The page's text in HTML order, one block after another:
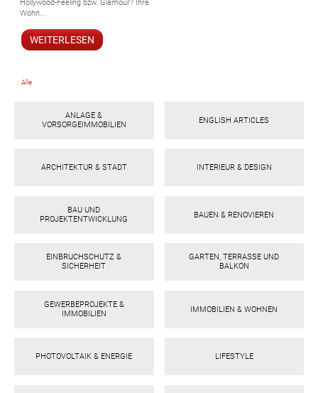
ebo agr tter
Hollywood-Feeling bzw. Glamour? Ihre
Wohn...
WEITERLESEN
Alle
ANLAGE &
VORSORGEIMMOBILIEN
ENGLISH ARTICLES
ARCHITEKTUR & STADT INTERIEUR & DESIGN
BAU UND
PROJEKTENTWICKLUNG
BAUEN & RENOVIEREN
EINBRUCHSCHUTZ &
SICHERHEIT
GARTEN, TERRASSE UND
BALKON
GEWERBEPROJEKTE &
IMMOBILIEN
IMMOBILIEN & WOHNEN
PHOTOVOLTAIK & ENERGIE LIFESTYLE